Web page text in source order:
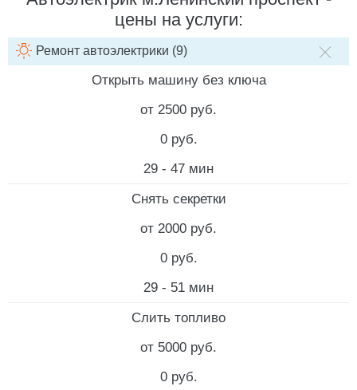
цены на услуги:
НАИМЕНОВАНИЕ УСЛУГИСТОИМОСТЬ РАБОТ
Ремонт автоэлектрики (9)
Открыть машину без ключа
от 2500 руб.
0 руб.
29 - 47 мин
Снять секретки
от 2000 руб.
0 руб.
29 - 51 мин
Слить топливо
от 5000 руб.
0 руб.